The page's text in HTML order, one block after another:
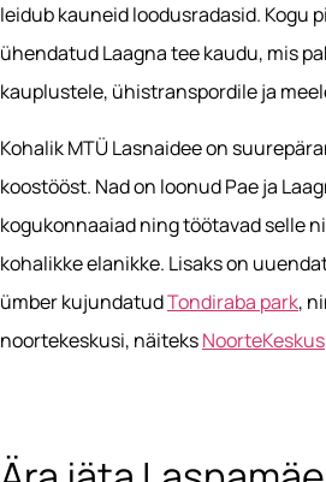
leidub kauneid loodusradasid. Kogu
ühendatud Laagna tee kaudu, mis
kauplustele, ühistranspordile ja
Kohalik MTÜ Lasnaidee on
koostööst. Nad on loonud Pae ja
kogukonnaaiad ning töötavad selle
kohalikke elanikke. Lisaks on
ümber kujundatudTondiraba park,
noortekeskusi, näiteksNoorteKeskus